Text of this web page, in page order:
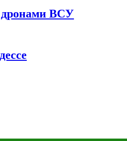
дронами ВСУ